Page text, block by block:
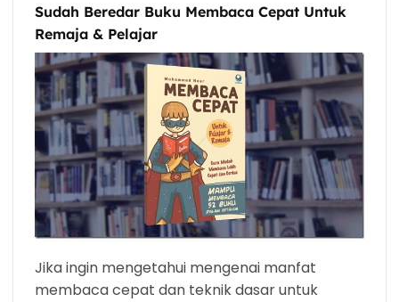
Sudah Beredar Buku Membaca Cepat Untuk
Remaja & Pelajar
Jika ingin mengetahui mengenai manfat
membaca cepat dan teknik dasar untuk